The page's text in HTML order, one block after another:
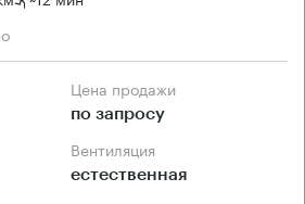
Цена продажи
по запросу
Вентиляция
естественная